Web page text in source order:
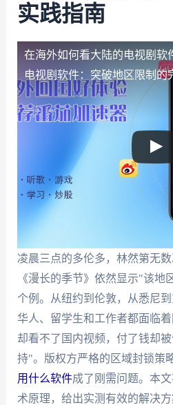
实践指南
在海外如何看大陆的电视剧软
电视剧软件：突破地区限制的
凌晨三点的多伦多，林然第无数
《漫长的季节》依然显示"该地
个例。从纽约到伦敦，从悉尼
华人、留学生和工作者都面临
却看不了国内视频，付了钱却
持"。版权方严格的区域封锁策
用什么软件成了刚需问题。本
术原理，给出实测有效的解决